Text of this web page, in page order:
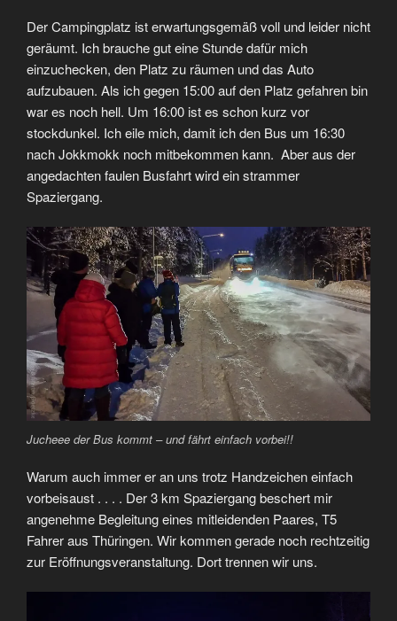
Der Campingplatz ist erwartungsgemäß voll und leider nicht
geräumt. Ich brauche gut eine Stunde dafür mich
einzuchecken, den Platz zu räumen und das Auto
aufzubauen. Als ich gegen 15:00 auf den Platz gefahren bin
war es noch hell. Um 16:00 ist es schon kurz vor
stockdunkel. Ich eile mich, damit ich den Bus um 16:30
nach Jokkmokk noch mitbekommen kann. Aber aus der
angedachten faulen Busfahrt wird ein strammer
Spaziergang.
Jucheee der Bus kommt – und fährt einfach vorbei!!
Warum auch immer er an uns trotz Handzeichen einfach
vorbeisaust . . . . Der 3 km Spaziergang beschert mir
angenehme Begleitung eines mitleidenden Paares, T5
Fahrer aus Thüringen. Wir kommen gerade noch rechtzeitig
zur Eröffnungsveranstaltung. Dort trennen wir uns.